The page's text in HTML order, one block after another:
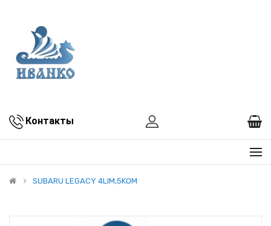
Контакты
SUBARU LEGACY 4LIM,5KOM